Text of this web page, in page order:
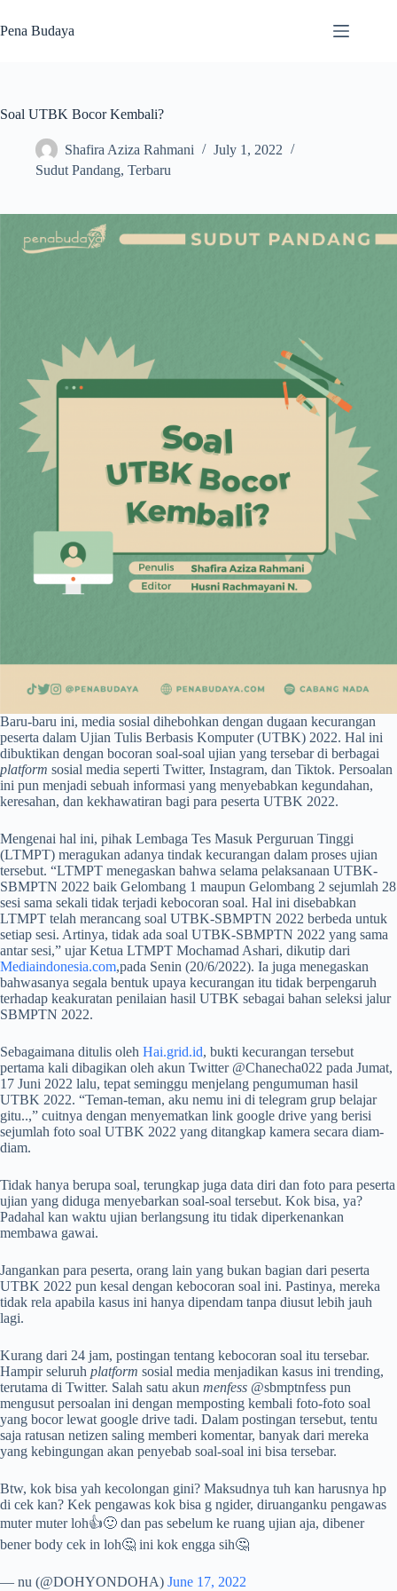
to
content
Pena Budaya
Soal UTBK Bocor Kembali?
Shafira Aziza Rahmani
July 1, 2022
Sudut Pandang, Terbaru
Baru-baru ini, media sosial dihebohkan dengan dugaan kecurangan
peserta dalam Ujian Tulis Berbasis Komputer (UTBK) 2022. Hal ini
dibuktikan dengan bocoran soal-soal ujian yang tersebar di berbagai
platform sosial media seperti Twitter, Instagram, dan Tiktok. Persoalan
ini pun menjadi sebuah informasi yang menyebabkan kegundahan,
keresahan, dan kekhawatiran bagi para peserta UTBK 2022.
Mengenai hal ini, pihak Lembaga Tes Masuk Perguruan Tinggi
(LTMPT) meragukan adanya tindak kecurangan dalam proses ujian
tersebut. “LTMPT menegaskan bahwa selama pelaksanaan UTBK-
SBMPTN 2022 baik Gelombang 1 maupun Gelombang 2 sejumlah 28
sesi sama sekali tidak terjadi kebocoran soal. Hal ini disebabkan
LTMPT telah merancang soal UTBK-SBMPTN 2022 berbeda untuk
setiap sesi. Artinya, tidak ada soal UTBK-SBMPTN 2022 yang sama
antar sesi,” ujar Ketua LTMPT Mochamad Ashari, dikutip dari
Mediaindonesia.com,pada Senin (20/6/2022). Ia juga menegaskan
bahwasanya segala bentuk upaya kecurangan itu tidak berpengaruh
terhadap keakuratan penilaian hasil UTBK sebagai bahan seleksi jalur
SBMPTN 2022.
Sebagaimana ditulis oleh Hai.grid.id, bukti kecurangan tersebut
pertama kali dibagikan oleh akun Twitter @Chanecha022 pada Jumat,
17 Juni 2022 lalu, tepat seminggu menjelang pengumuman hasil
UTBK 2022. “Teman-teman, aku nemu ini di telegram grup belajar
gitu..,” cuitnya dengan menyematkan link google drive yang berisi
sejumlah foto soal UTBK 2022 yang ditangkap kamera secara diam-
diam.
Tidak hanya berupa soal, terungkap juga data diri dan foto para peserta
ujian yang diduga menyebarkan soal-soal tersebut. Kok bisa, ya?
Padahal kan waktu ujian berlangsung itu tidak diperkenankan
membawa gawai.
Jangankan para peserta, orang lain yang bukan bagian dari peserta
UTBK 2022 pun kesal dengan kebocoran soal ini. Pastinya, mereka
tidak rela apabila kasus ini hanya dipendam tanpa diusut lebih jauh
lagi.
Kurang dari 24 jam, postingan tentang kebocoran soal itu tersebar.
Hampir seluruh platform sosial media menjadikan kasus ini trending,
terutama di Twitter. Salah satu akun menfess @sbmptnfess pun
mengusut persoalan ini dengan memposting kembali foto-foto soal
yang bocor lewat google drive tadi. Dalam postingan tersebut, tentu
saja ratusan netizen saling memberi komentar, banyak dari mereka
yang kebingungan akan penyebab soal-soal ini bisa tersebar.
Btw, kok bisa yah kecolongan gini? Maksudnya tuh kan harusnya hp
di cek kan? Kek pengawas kok bisa g ngider, diruanganku pengawas
muter muter loh👍🙂 dan pas sebelum ke ruang ujian aja, dibener
bener body cek in loh🤔 ini kok engga sih🤔
— nu (@DOHYONDOHA) June 17, 2022